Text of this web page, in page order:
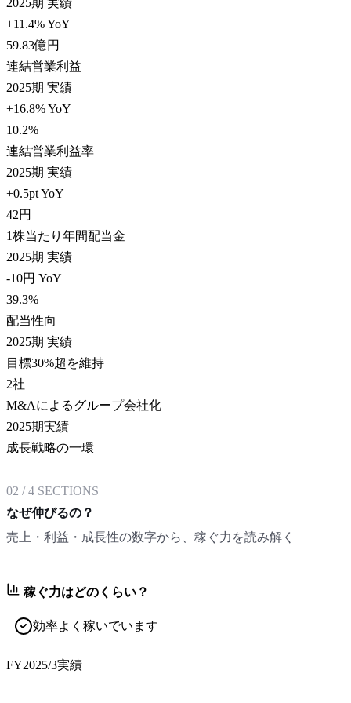
2025期 実績
+11.4% YoY
59.83億円
連結営業利益
2025期 実績
+16.8% YoY
10.2%
連結営業利益率
2025期 実績
+0.5pt YoY
42円
1株当たり年間配当金
2025期 実績
-10円 YoY
39.3%
配当性向
2025期 実績
目標30%超を維持
2社
M&Aによるグループ会社化
2025期実績
成長戦略の一環
02 /4 SECTIONS
なぜ伸びるの？
売上・利益・成長性の数字から、稼ぐ力を読み解く
稼ぐ力はどのくらい？
効率よく稼いでいます
FY2025/3実績